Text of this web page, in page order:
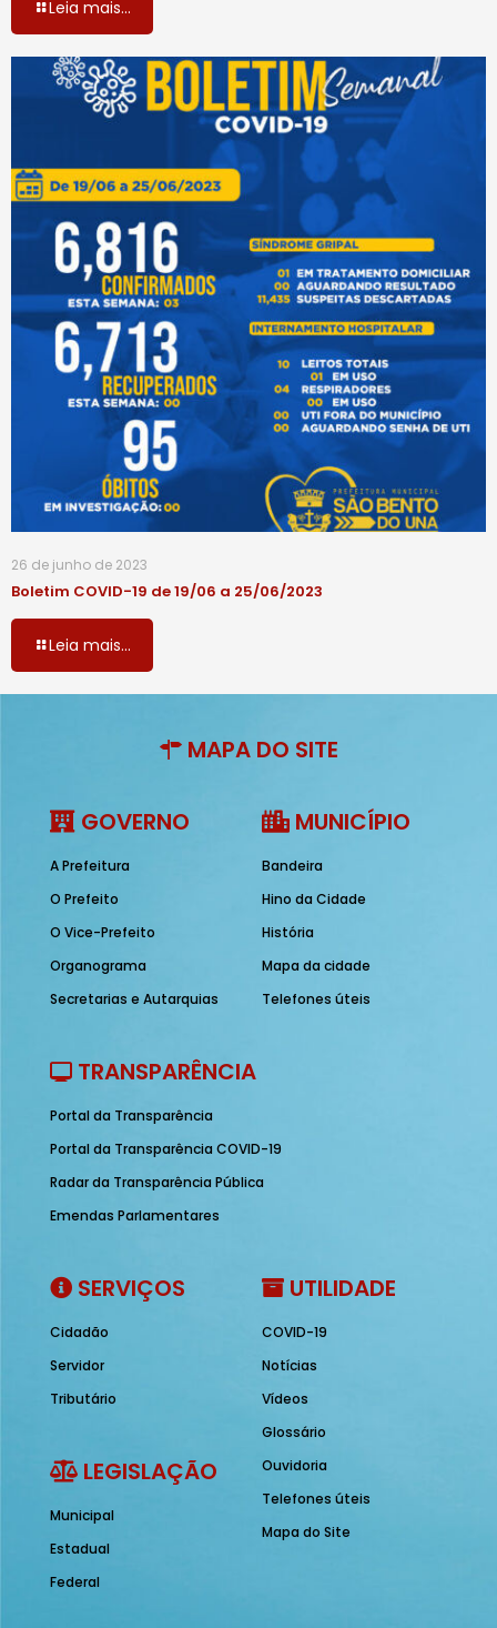
Leia mais...
26 de junho de 2023
Boletim COVID-19 de 19/06 a 25/06/2023
Leia mais...
MAPA DO SITE
GOVERNO
A Prefeitura
O Prefeito
O Vice-Prefeito
Organograma
Secretarias e Autarquias
MUNICÍPIO
Bandeira
Hino da Cidade
História
Mapa da cidade
Telefones úteis
TRANSPARÊNCIA
Portal da Transparência
Portal da Transparência COVID-19
Radar da Transparência Pública
Emendas Parlamentares
SERVIÇOS
Cidadão
Servidor
Tributário
LEGISLAÇÃO
Municipal
Estadual
Federal
UTILIDADE
COVID-19
Notícias
Vídeos
Glossário
Ouvidoria
Telefones úteis
Mapa do Site